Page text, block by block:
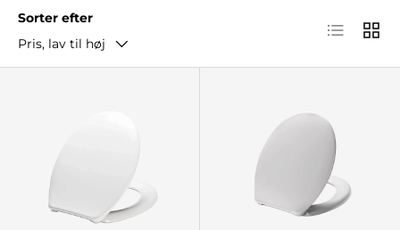
Sorter efter
Pris, lav til høj
ListearGitter